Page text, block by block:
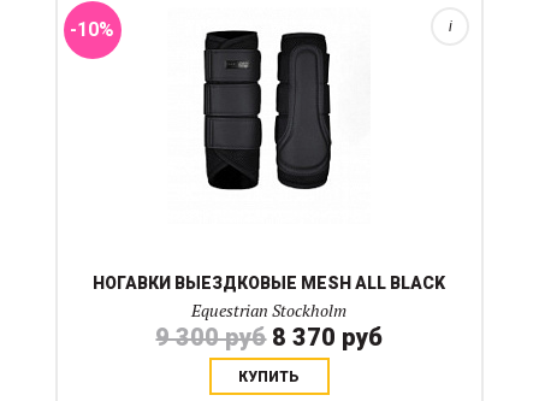
-10%
НОГАВКИ ВЫЕЗДКОВЫЕ MESH ALL BLACK
Equestrian Stockholm
9 300 руб 8 370 руб
КУПИТЬ
i